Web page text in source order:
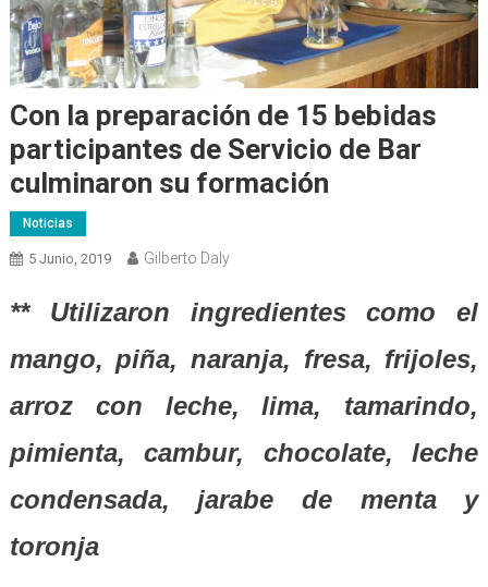
Con la preparación de 15 bebidas
participantes de Servicio de Bar
culminaron su formación
Noticias
5 Junio, 2019 Gilberto Daly
** Utilizaron ingredientes como el
mango, piña, naranja, fresa, frijoles,
arroz con leche, lima, tamarindo,
pimienta, cambur, chocolate, leche
condensada, jarabe de menta y
toronja